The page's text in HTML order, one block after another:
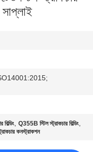
সাপ্লাই
,Q355B স্টিল স্ট্রাকচার বিল্ডিং,
কনস্ট্রাকশন